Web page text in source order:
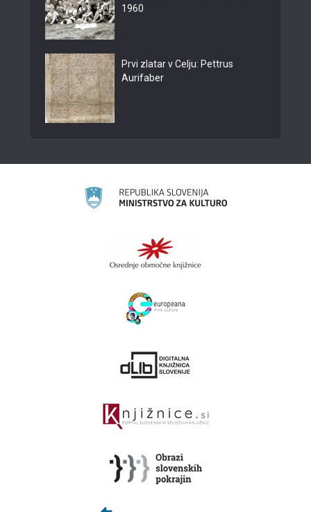
1960
Prvi zlatar v Celju: Pettrus
Aurifaber